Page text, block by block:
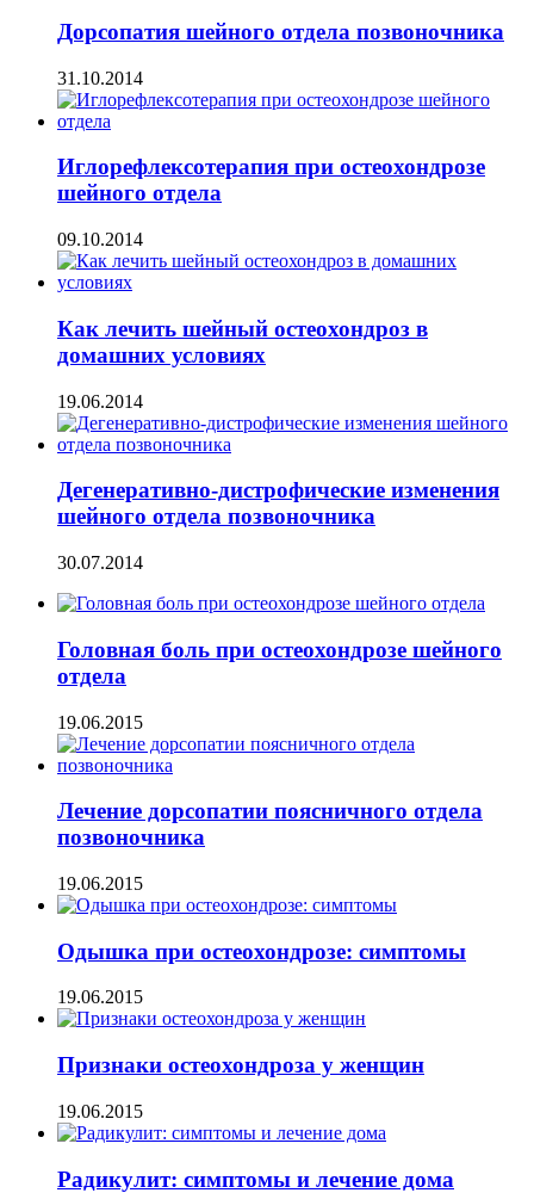
Дорсопатия шейного отдела позвоночника
31.10.2014
Иглорефлексотерапия при остеохондрозе
шейного отдела
09.10.2014
Как лечить шейный остеохондроз в
домашних условиях
19.06.2014
Дегенеративно-дистрофические изменения
шейного отдела позвоночника
30.07.2014
Головная боль при остеохондрозе шейного
отдела
19.06.2015
Лечение дорсопатии поясничного отдела
позвоночника
19.06.2015
Одышка при остеохондрозе: симптомы
19.06.2015
Признаки остеохондроза у женщин
19.06.2015
Радикулит: симптомы и лечение дома